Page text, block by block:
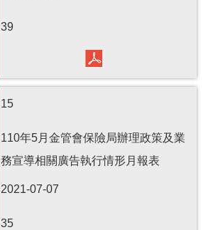
39
15
110年5月金管會保險局辦理政策及業
務宣導相關廣告執行情形月報表
2021-07-07
35